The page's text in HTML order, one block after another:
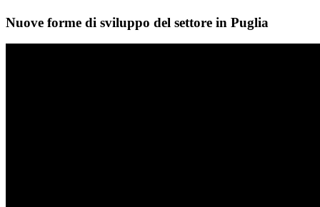
Nuove forme di sviluppo del settore in Puglia